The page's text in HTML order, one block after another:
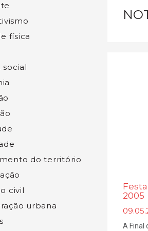
física
social
do território
civil
urbana
2005
A Final